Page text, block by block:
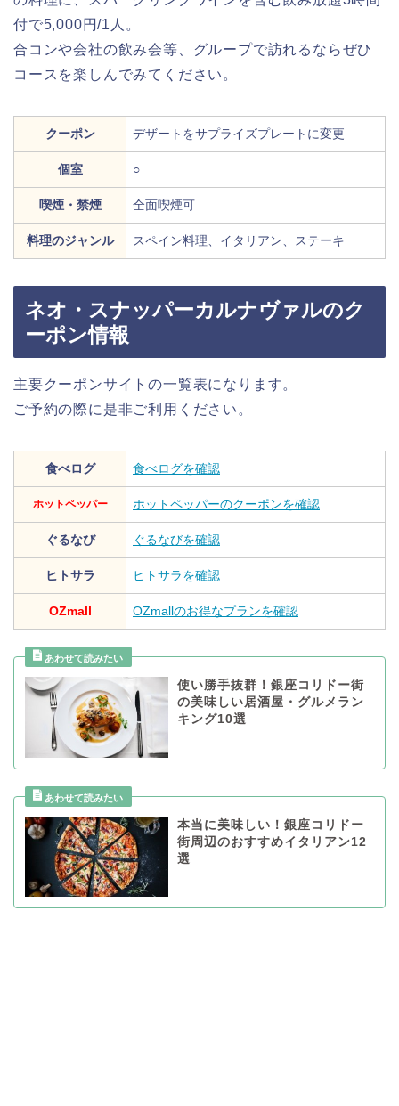
付で5,000円/1人。
合コンや会社の飲み会等、グループで訪れるならぜひ
コースを楽しんでみてください。
クーポン デザートをサプライズプレートに変更
個室 ○
喫煙・禁煙 全面喫煙可
料理のジャンル スペイン料理、イタリアン、ステーキ
ネオ・スナッパーカルナヴァルのク
ーポン情報
主要クーポンサイトの一覧表になります。
ご予約の際に是非ご利用ください。
食べログ 食べログを確認
ホットペッパー ホットペッパーのクーポンを確認
ぐるなび ぐるなびを確認
ヒトサラ ヒトサラを確認
OZmall OZmallのお得なプランを確認
使い勝手抜群！銀座コリドー街
の美味しい居酒屋・グルメラン
キング10選
本当に美味しい！銀座コリドー
街周辺のおすすめイタリアン12
選